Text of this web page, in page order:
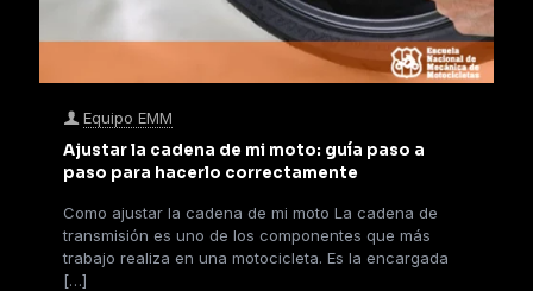
Equipo EMM
Ajustar la cadena de mi moto: guía paso a
paso para hacerlo correctamente
Como ajustar la cadena de mi moto La cadena de
transmisión es uno de los componentes que más
trabajo realiza en una motocicleta. Es la encargada
[…]